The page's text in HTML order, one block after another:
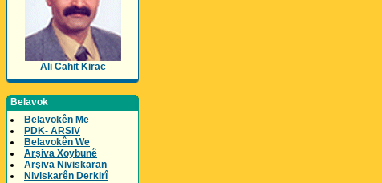
Ali Cahit Kirac
Belavok
Belavokên Me
PDK- ARSIV
Belavokên We
Arşiva Xoybunê
Arşiva Niviskaran
Niviskarên Derkirî